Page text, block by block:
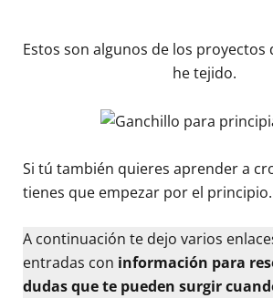
Estos son algunos de los proyectos
he tejido.
Si tú también quieres aprender a
tienes que empezar por el principio.
A continuación te dejo varios
entradas con información para
dudas que te pueden surgir